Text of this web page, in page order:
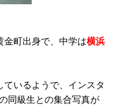
金町出身で、中学は横浜
いるようで、インスタ
同級生との集合写真が